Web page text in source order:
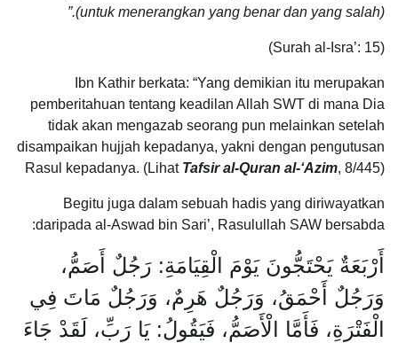
(untuk menerangkan yang benar dan yang salah).”
(Surah al-Isra’: 15)
Ibn Kathir berkata: “Yang demikian itu merupakan
pemberitahuan tentang keadilan Allah SWT di mana Dia
tidak akan mengazab seorang pun melainkan setelah
disampaikan hujjah kepadanya, yakni dengan pengutusan
Rasul kepadanya. (Lihat Tafsir al-Quran al-‘Azim, 8/445)
Begitu juga dalam sebuah hadis yang diriwayatkan
daripada al-Aswad bin Sari’, Rasulullah SAW bersabda:
أَرْبَعَةٌ يَحْتَجُّونَ يَوْمَ الْقِيَامَةِ: رَجُلٌ أَصَمُّ،
وَرَجُلٌ أَحْمَقُ، وَرَجُلٌ هَرِمٌ، وَرَجُلٌ مَاتَ فِي
الْفَتْرَةِ، فَأَمَّا الْأَصَمُّ، فَيَقُولُ: يَا رَبِّ، لَقَدْ جَاءَ